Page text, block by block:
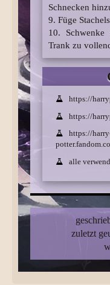
Schnecken
9. Füge
10. Schwenke
Trank zu
https://
https://
https://
alle
zuletzt